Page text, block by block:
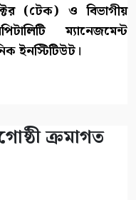
(টেক) ও বিভাগীয়
ম্যানেজমেন্ট
ইনস্টিটিউট।
ক্রমাগত